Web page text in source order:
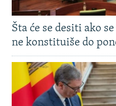
Šta će se desiti ako
ne konstituiše do